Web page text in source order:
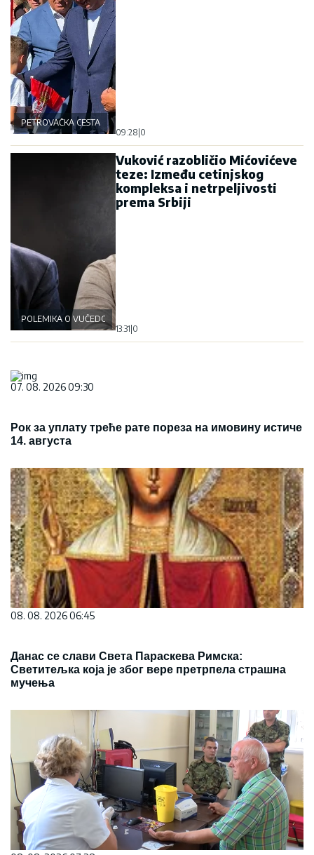
PETROVAČKA CESTA
09:28 0
POLEMIKA O VUČEDOLSKOJ BICI
Vuković razobličio Mićovićeve
teze: Između cetinjskog
kompleksa i netrpeljivosti
prema Srbiji
13:31 0
07. 08. 2026 09:30
Рок за уплату треће рате пореза на имовину истиче
14. августа
08. 08. 2026 06:45
Данас се слави Света Параскева Римска:
Светитељка која је због вере претрпела страшна
мучења